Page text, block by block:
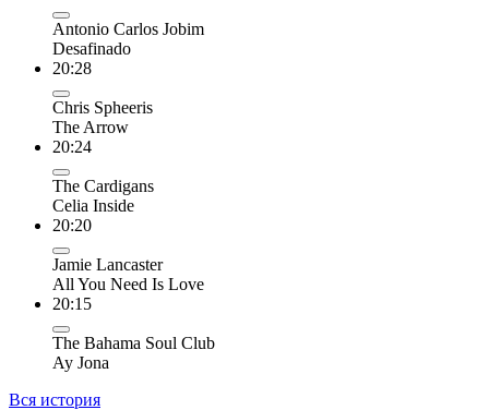
Antonio Carlos Jobim
Desafinado
20:28
Chris Spheeris
The Arrow
20:24
The Cardigans
Celia Inside
20:20
Jamie Lancaster
All You Need Is Love
20:15
The Bahama Soul Club
Ay Jona
Вся история